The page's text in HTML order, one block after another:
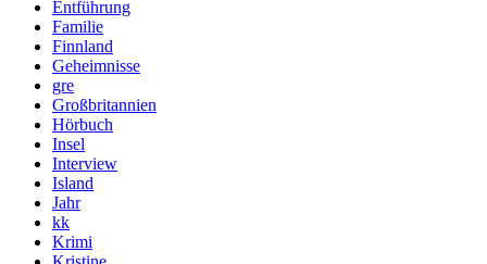
Entführung
Familie
Finnland
Geheimnisse
gre
Großbritannien
Hörbuch
Insel
Interview
Island
Jahr
kk
Krimi